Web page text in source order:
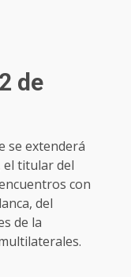
de
se extenderá
el titular del
con
del
de la